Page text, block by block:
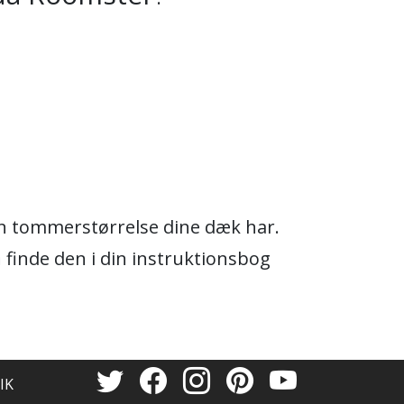
tommerstørrelse dine dæk har.
den i din instruktionsbog